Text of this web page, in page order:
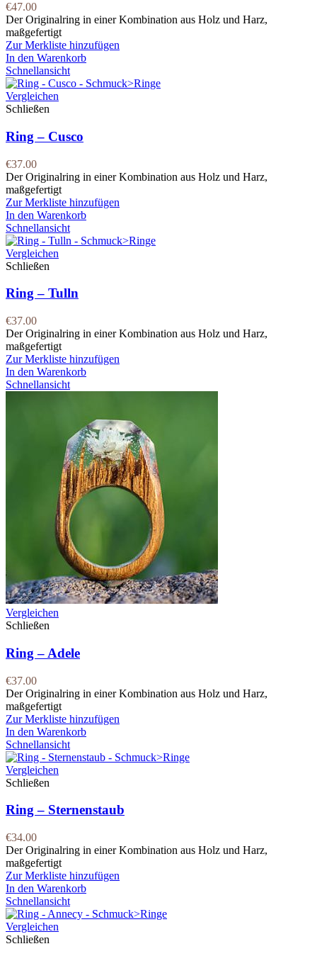
€47.00
Der Originalring in einer Kombination aus Holz und Harz,
maßgefertigt
Zur Merkliste hinzufügen
In den Warenkorb
Schnellansicht
Vergleichen
Schließen
Ring – Cusco
€37.00
Der Originalring in einer Kombination aus Holz und Harz,
maßgefertigt
Zur Merkliste hinzufügen
In den Warenkorb
Schnellansicht
Vergleichen
Schließen
Ring – Tulln
€37.00
Der Originalring in einer Kombination aus Holz und Harz,
maßgefertigt
Zur Merkliste hinzufügen
In den Warenkorb
Schnellansicht
Vergleichen
Schließen
Ring – Adele
€37.00
Der Originalring in einer Kombination aus Holz und Harz,
maßgefertigt
Zur Merkliste hinzufügen
In den Warenkorb
Schnellansicht
Vergleichen
Schließen
Ring – Sternenstaub
€34.00
Der Originalring in einer Kombination aus Holz und Harz,
maßgefertigt
Zur Merkliste hinzufügen
In den Warenkorb
Schnellansicht
Vergleichen
Schließen